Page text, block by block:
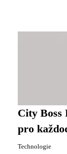
City Boss
pro
Technologie